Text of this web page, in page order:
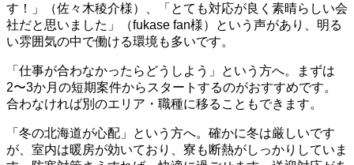
す！」（佐々木稜介様）、「とても対応が良く素晴らしい会
社だと思いました」（fukase fan様）という声があり、明る
い雰囲気の中で働ける環境も多いです。
「仕事が合わなかったらどうしよう」という方へ。まずは
2〜3か月の短期案件からスタートするのがおすすめです。
合わなければ別のエリア・職種に移ることもできます。
「冬の北海道が心配」という方へ。確かに冬は厳しいです
が、室内は暖房が効いており、寮も断熱がしっかりしていま